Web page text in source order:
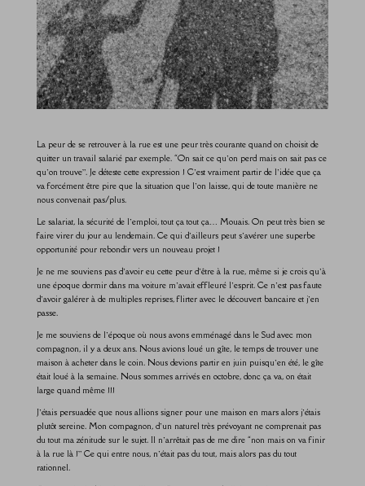
La peur de se retrouver à la rue est une peur très courante quand on choisit de
quitter un travail salarié par exemple. “On sait ce qu’on perd mais on sait pas ce
qu’on trouve”. Je déteste cette expression ! C’est vraiment partir de l’idée que ça
va forcément être pire que la situation que l’on laisse, qui de toute manière ne
nous convenait pas/plus.
Le salariat, la sécurité de l’emploi, tout ça tout ça… Mouais. On peut très bien se
faire virer du jour au lendemain. Ce qui d’ailleurs peut s’avérer une superbe
opportunité pour rebondir vers un nouveau projet !
Je ne me souviens pas d’avoir eu cette peur d’être à la rue, même si je crois qu’à
une époque dormir dans ma voiture m’avait effleuré l’esprit. Ce n’est pas faute
d’avoir galérer à de multiples reprises, flirter avec le découvert bancaire et j’en
passe.
Je me souviens de l’époque où nous avons emménagé dans le Sud avec mon
compagnon, il y a deux ans. Nous avions loué un gîte, le temps de trouver une
maison à acheter dans le coin. Nous devions partir en juin puisqu’en été, le gîte
était loué à la semaine. Nous sommes arrivés en octobre, donc ça va, on était
large quand même !!!
J’étais persuadée que nous allions signer pour une maison en mars alors j’étais
plutôt sereine. Mon compagnon, d’un naturel très prévoyant ne comprenait pas
du tout ma zénitude sur le sujet. Il n’arrêtait pas de me dire “non mais on va finir
à la rue là !” Ce qui entre nous, n’était pas du tout, mais alors pas du tout
rationnel.